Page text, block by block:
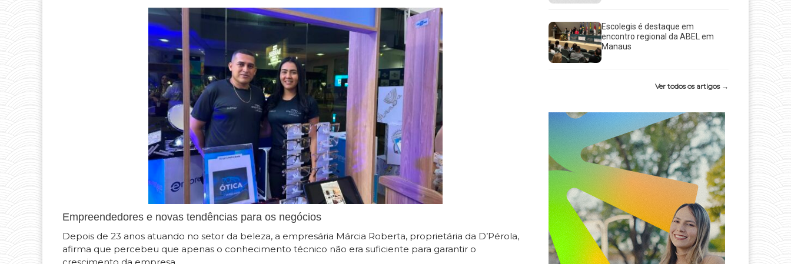
Empreendedores e novas tendências para os negócios
Depois de 23 anos atuando no setor da beleza, a empresária Márcia Roberta, proprietária da D’Pérola,
afirma que percebeu que apenas o conhecimento técnico não era suficiente para garantir o
crescimento da empresa.
Escolegis é destaque em
encontro regional da ABEL em
Manaus
Ver todos os artigos →